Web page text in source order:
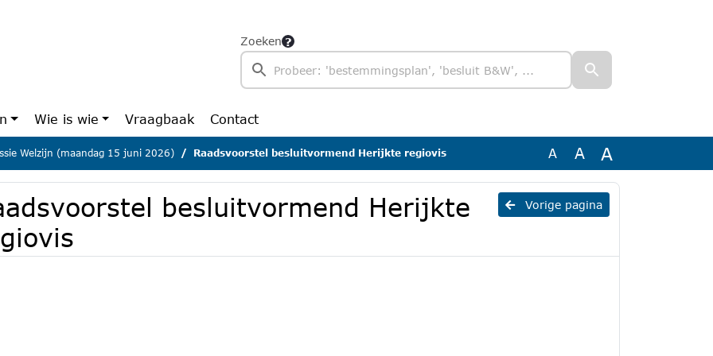
Zoeken
Wie is wie Vraagbaak Contact
Welzijn (maandag 15 juni 2026) Raadsvoorstel besluitvormend Herijkte regiovis A A A
Vorige pagina
besluitvormend Herijkte